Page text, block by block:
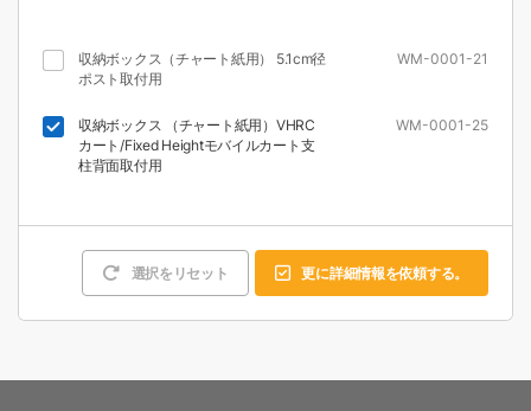
収納ボックス（チャート紙用） 5.1cm径
ポスト取付用
WM-0001-21
収納ボックス （チャート紙用）VHRC
カート/Fixed Heightモバイルカート支
柱背面取付用
WM-0001-25
選択をリセット 更に詳細情報を依頼する。